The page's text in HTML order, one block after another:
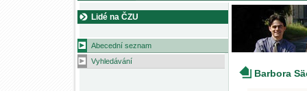
Lidé na ČZU
Abecední seznam
Vyhledávání
Barbora